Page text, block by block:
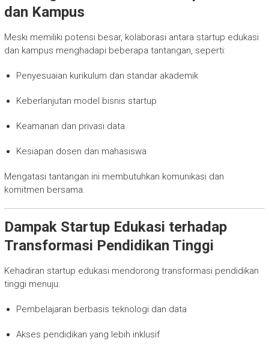
dan Kampus
Meski memiliki potensi besar, kolaborasi antara startup edukasi
dan kampus menghadapi beberapa tantangan, seperti:
Penyesuaian kurikulum dan standar akademik
Keberlanjutan model bisnis startup
Keamanan dan privasi data
Kesiapan dosen dan mahasiswa
Mengatasi tantangan ini membutuhkan komunikasi dan
komitmen bersama.
Dampak Startup Edukasi terhadap
Transformasi Pendidikan Tinggi
Kehadiran startup edukasi mendorong transformasi pendidikan
tinggi menuju:
Pembelajaran berbasis teknologi dan data
Akses pendidikan yang lebih inklusif